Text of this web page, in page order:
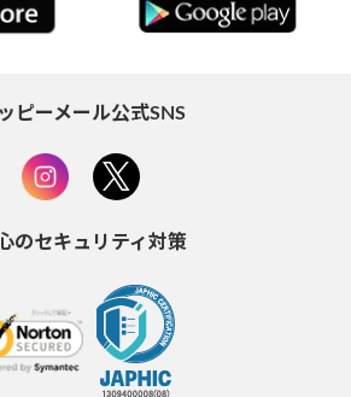
ピーメール公式SNS
のセキュリティ対策